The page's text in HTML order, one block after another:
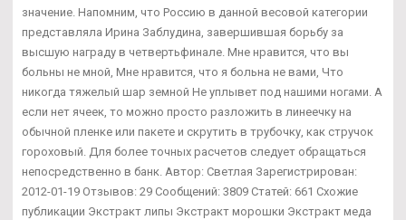
значение. Напомним, что Россию в данной весовой категории
представляла Ирина Заблудина, завершившая борьбу за
высшую награду в четвертьфинале. Мне нравится, что вы
больны не мной, Мне нравится, что я больна не вами, Что
никогда тяжелый шар земной Не уплывет под нашими ногами. А
если нет ячеек, то можно просто разложить в линеечку на
обычной пленке или пакете и скрутить в трубочку, как стручок
гороховый. Для более точных расчетов следует обращаться
непосредственно в банк. Автор: Светлая Зарегистрирован:
2012-01-19 Отзывов: 29 Сообщений: 3809 Статей: 661 Схожие
публикации Экстракт липы Экстракт морошки Экстракт меда